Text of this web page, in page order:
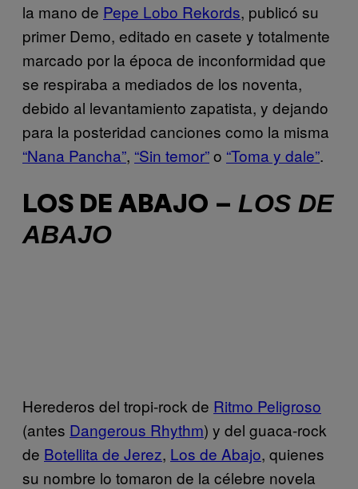
la mano de Pepe Lobo Rekords, publicó su
primer Demo, editado en casete y totalmente
marcado por la época de inconformidad que
se respiraba a mediados de los noventa,
debido al levantamiento zapatista, y dejando
para la posteridad canciones como la misma
“Nana Pancha”, “Sin temor”o “Toma y dale”.
LOS DE ABAJO – LOS DE
ABAJO
Herederos del tropi-rock de Ritmo Peligroso
(antes Dangerous Rhythm) y del guaca-rock
de Botellita de Jerez, Los de Abajo, quienes
su nombre lo tomaron de la célebre novela